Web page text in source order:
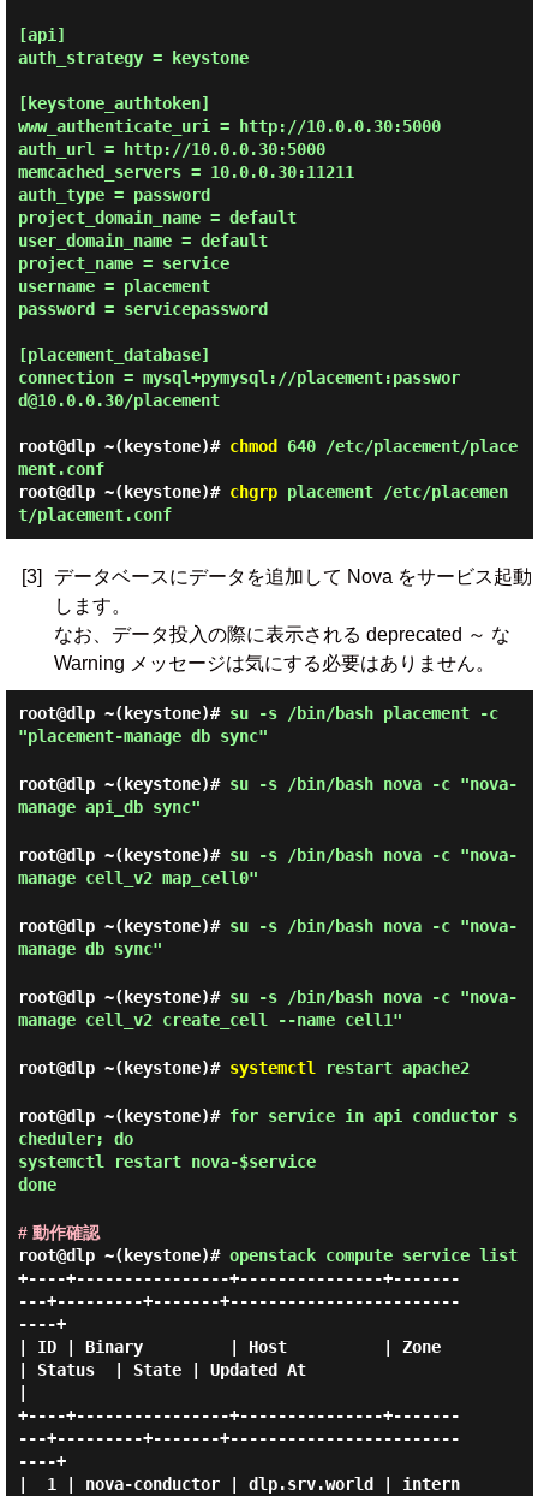
[api]
auth_strategy = keystone
[keystone_authtoken]
www_authenticate_uri = http://10.0.0.30:5000
auth_url = http://10.0.0.30:5000
memcached_servers = 10.0.0.30:11211
auth_type = password
project_domain_name = default
user_domain_name = default
project_name = service
username = placement
password = servicepassword
[placement_database]
connection = mysql+pymysql://placement:passwor
d@10.0.0.30/placement
root@dlp ~(keystone)# chmod 640 /etc/placement/place
ment.conf
root@dlp ~(keystone)# chgrpplacement /etc/placemen
t/placement.conf
[3]
データベースにデータを追加して Nova をサービス起動
します。
なお、データ投入の際に表示される deprecated ～ な
Warning メッセージは気にする必要はありません。
root@dlp ~(keystone)# su -s /bin/bash placement -c
"placement-manage db sync"
root@dlp ~(keystone)# su -s /bin/bash nova -c "nova-
manage api_db sync"
root@dlp ~(keystone)# su -s /bin/bash nova -c "nova-
manage cell_v2 map_cell0"
root@dlp ~(keystone)# su -s /bin/bash nova -c "nova-
manage db sync"
root@dlp ~(keystone)# su -s /bin/bash nova -c "nova-
manage cell_v2 create_cell --name cell1"
root@dlp ~(keystone)# systemctl restart apache2
root@dlp ~(keystone)# for service in api conductor s
cheduler; do
systemctl restart nova-$service
done
# 動作確認
root@dlp ~(keystone)# openstack compute service list
+----+----------------+---------------+-------
---+---------+-------+------------------------
----+
| ID | Binary         | Host          | Zone
| Status  | State | Updated At
+----+----------------+---------------+-------
---+---------+-------+------------------------
----+
|  1 | nova-conductor | dlp.srv.world | intern